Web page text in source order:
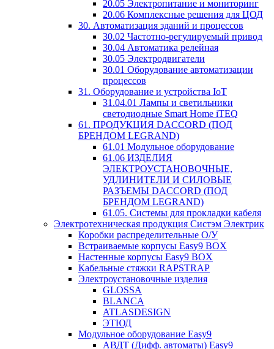
20.05 Электропитание и мониторинг
20.06 Комплексные решения для ЦОД
30. Автоматизация зданий и процессов
30.02 Частотно-регулируемый привод
30.04 Автоматика релейная
30.05 Электродвигатели
30.01 Оборудование автоматизации
процессов
31. Оборудование и устройства IoT
31.04.01 Лампы и светильники
светодиодные Smart Home iTEQ
61. ПРОДУКЦИЯ DACCORD (ПОД
БРЕНДОМ LEGRAND)
61.01 Модульное оборудование
61.06 ИЗДЕЛИЯ
ЭЛЕКТРОУСТАНОВОЧНЫЕ,
УДЛИНИТЕЛИ И СИЛОВЫЕ
РАЗЪЕМЫ DACCORD (ПОД
БРЕНДОМ LEGRAND)
61.05. Системы для прокладки кабеля
Электротехническая продукция Систэм Электрик
Коробки распределительные О/У
Встраиваемые корпусы Easy9 BOX
Настенные корпусы Easy9 BOX
Кабельные стяжки RAPSTRAP
Электроустановочные изделия
GLOSSA
BLANCA
ATLASDESIGN
ЭТЮД
Модульное оборудование Easy9
АВДТ (Дифф. автоматы) Easy9